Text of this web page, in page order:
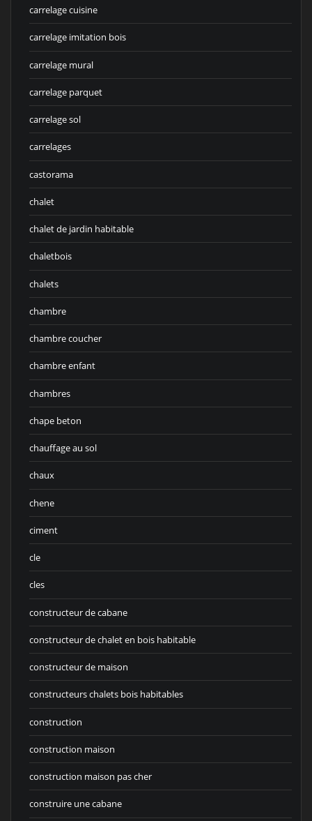
carrelage cuisine
carrelage imitation bois
carrelage mural
carrelage parquet
carrelage sol
carrelages
castorama
chalet
chalet de jardin habitable
chaletbois
chalets
chambre
chambre coucher
chambre enfant
chambres
chape beton
chauffage au sol
chaux
chene
ciment
cle
cles
constructeur de cabane
constructeur de chalet en bois habitable
constructeur de maison
constructeurs chalets bois habitables
construction
construction maison
construction maison pas cher
construire une cabane